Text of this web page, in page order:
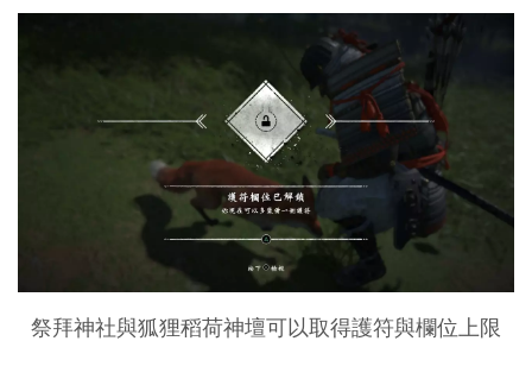
祭拜神社與狐狸稻荷神壇可以取得護符與欄位上限